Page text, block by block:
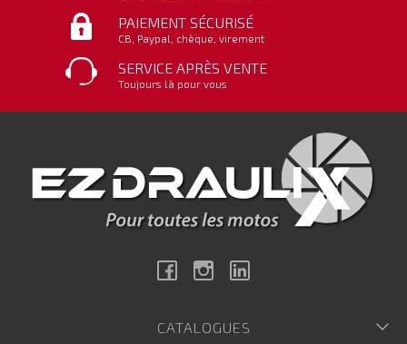
PAIEMENT SÉCURISÉ
CB, Paypal, chèque, virement
SERVICE APRÈS VENTE
Toujours là pour vous
FacebookInstagram
CATALOGUES